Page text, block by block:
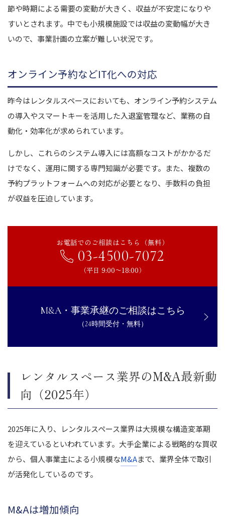
節や時期による需要の変動が大きく、収益が不安定になりや
すいとされます。中でも小規模施設では収益の変動幅が大き
いので、事業計画の立案が難しい状況です。
オンライン予約などIT化への対応
昨今はレンタルスペースにおいても、オンライン予約システム
の導入やスマートキーを活用した入退室管理など、業務の自
動化・効率化が求められています。
しかし、これらのシステム導入には高額なコストがかかるだ
けでなく、運用に関する専門知識が必要です。また、複数の
予約プラットフォームへの対応が必要となり、手数料の負担
が収益を圧迫しています。
お電話でのご相談はこちら（無料）
03-4500-7072
（平日 9:00〜18:00）
M&A・事業承継のご相談はこちら
（24時間受付・無料）
レンタルスペース業界のM&A最新動
向（2025年）
2025年に入り、レンタルスペース業界は大規模な構造変革期
を迎えているといわれています。大手企業による戦略的な買収
から、個人事業主による小規模なM&Aまで、業界全体で取引
が活発化しているのです。
M&Aは増加傾向